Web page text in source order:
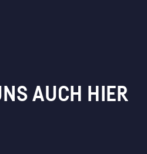
AUCH HIER